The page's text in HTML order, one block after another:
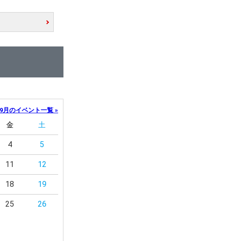
9月のイベント一覧 »
金 土
4 5
11 12
18 19
25 26